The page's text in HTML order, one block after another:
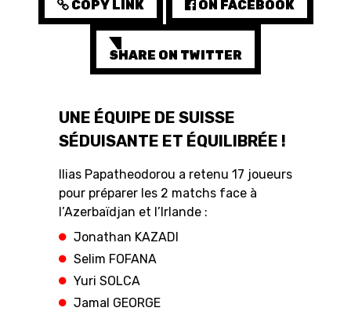
ROULANT
MOBILIÈRE BASKETBALL
SWISS BASKETBALL
TV
APP
RESOURCE CENTER CALENDRIER
MEDIAS STATS
COPY LINK ON FACEBOOK
SHARE ON TWITTER
UNE ÉQUIPE DE SUISSE
SÉDUISANTE ET ÉQUILIBRÉE !
Ilias Papatheodorou a retenu 17 joueurs
pour préparer les 2 matchs face à
l’Azerbaïdjan et l’Irlande :
Jonathan KAZADI
Selim FOFANA
Yuri SOLCA
Jamal GEORGE